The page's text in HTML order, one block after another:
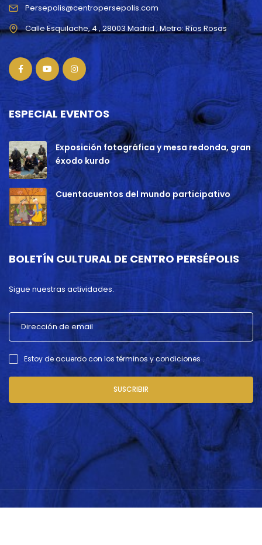
Persepolis@centropersepolis.com
ESPECIAL EVENTOS
Exposición fotográfica y mesa redonda, gran
éxodo kurdo
Cuentacuentos del mundo participativo
BOLETÍN CULTURAL DE CENTRO PERSÉPOLIS
Sigue nuestras actividades.
Estoy de acuerdo con los términos y condiciones .
SUSCRIBIR